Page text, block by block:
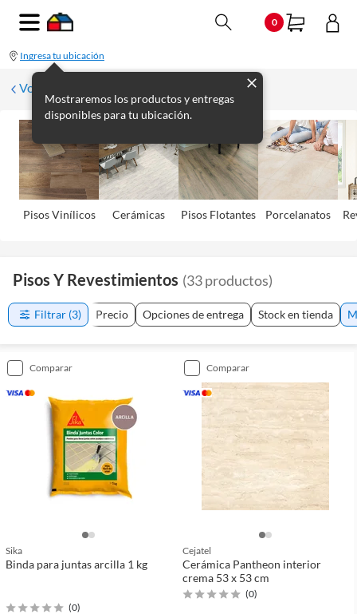
0
Ingresa tu ubicación
Mostraremos los productos y entregas
disponibles para tu ubicación.
Volver
Pisos Viní­licos Cerámicas Pisos Flotantes Porcelanatos
Pisos Y Revestimientos (33productos)
Filtrar (3) Precio Opciones de entrega Stock en tienda
comparar
Sika
Binda para juntas arcilla 1 kg
(0)
comparar
Cejatel
Cerámica Pantheon interior
crema 53 x 53 cm
(0)